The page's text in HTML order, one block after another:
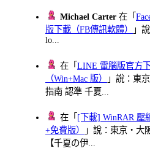
Michael Carter 在「
版下載（FB傳訊軟體）
」
lo...
在「LINE 電腦版官方
（Win+Mac 版）
」說：東
指南 認準 千夏...
在「 [下載] WinRAR 壓
+免費版）
」說：東京・大
【千夏の伊...